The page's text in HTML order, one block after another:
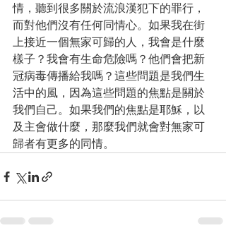
情，聽到很多關於流浪漢犯下的罪行，
而對他們沒有任何同情心。如果我在街
上接近一個無家可歸的人，我會是什麼
樣子？我會有生命危險嗎？他們會把新
冠病毒傳播給我嗎？這些問題是我們生
活中的風，因為這些問題的焦點是關於
我們自己。如果我們的焦點是耶穌，以
及主會做什麼，那麼我們就會對無家可
歸者有更多的同情。